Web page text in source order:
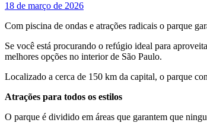
18 de março de 2026
Com piscina de ondas e atrações radicais o parque
Se você está procurando o refúgio ideal para
melhores opções no interior de São Paulo.
Localizado a cerca de 150 km da capital, o parque
Atrações para todos os estilos
O parque é dividido em áreas que garantem que